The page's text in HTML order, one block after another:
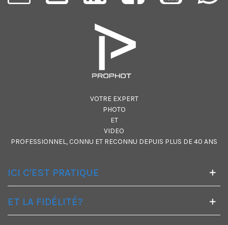
VOTRE EXPERT
PHOTO
ET
VIDEO
PROFESSIONNEL, CONNU ET RECONNU DEPUIS PLUS DE 40 ANS
ICI C'EST PRATIQUE
ET LA FIDÉLITÉ?